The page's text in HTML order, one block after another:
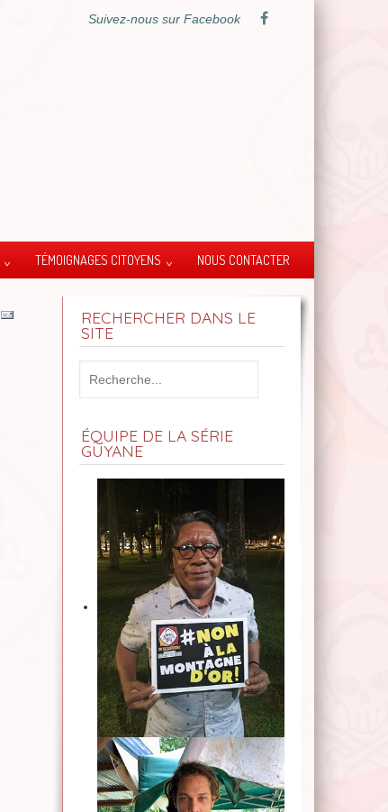
Suivez-nous sur Facebook
TÉMOIGNAGES CITOYENS NOUS CONTACTER
RECHERCHER DANS LE
SITE
ÉQUIPE DE LA SÉRIE
GUYANE